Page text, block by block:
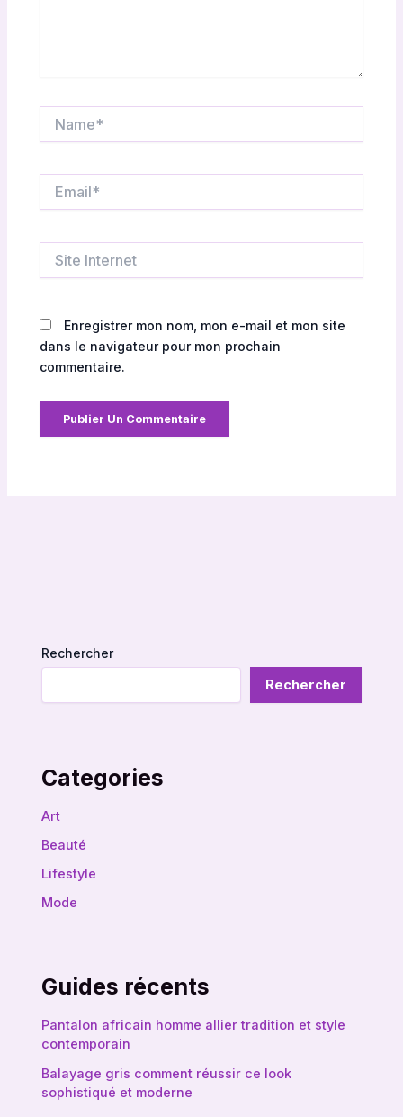
Internet
Enregistrer mon nom, mon e-mail et mon site
dans le navigateur pour mon prochain
commentaire.
Rechercher
Rechercher
Categories
Art
Beauté
Lifestyle
Mode
Guides récents
Pantalon africain homme allier tradition et style
contemporain
Balayage gris comment réussir ce look
sophistiqué et moderne